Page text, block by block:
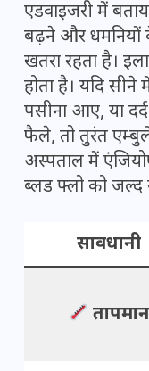
एडवाइजरी में
बढ़ने और धमनियों
खतरा रहता है।
होता है। यदि सीने
पसीना आए, या
फैले, तो तुरंत
अस्पताल में
ब्लड फ्लो को जल्द
सावधानी
तापमान